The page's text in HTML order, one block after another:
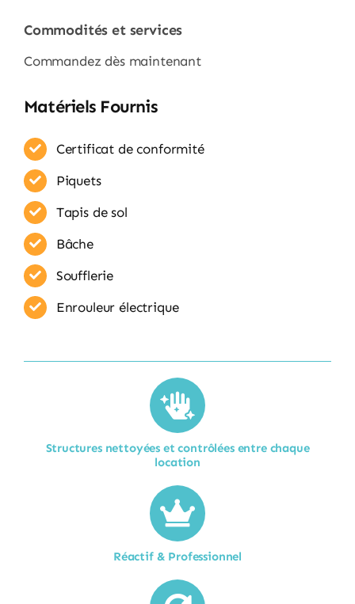
Commodités et services
Commandez dès maintenant
Matériels Fournis
Certificat de conformité
Piquets
Tapis de sol
Bâche
Soufflerie
Enrouleur​ électrique
Structures nettoyées et contrôlées entre chaque
location​
Réactif & Professionnel